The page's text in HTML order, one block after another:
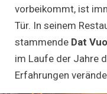
vorbeikommt, ist
Tür. In seinem
stammende Dat
im Laufe der Jahre
Erfahrungen